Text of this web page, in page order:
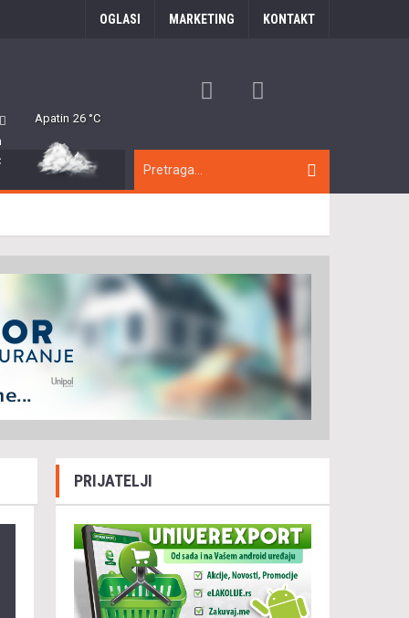
OGLASI MARKETING KONTAKT
Apatin 26 °C
PRIJATELJI